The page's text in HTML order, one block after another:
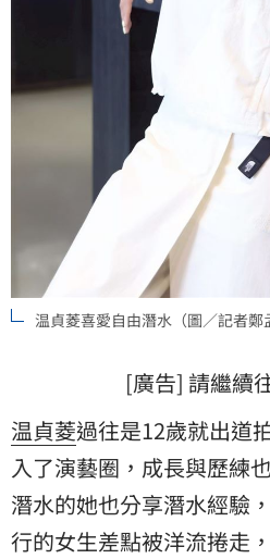
温貞菱喜愛自由潛水（圖／記者鄭
[廣告] 請繼續
温貞菱過往是12歲就出道
入了演藝圈，成長與歷練
潛水的她也分享潛水經驗
行的女生差點被洋流捲走